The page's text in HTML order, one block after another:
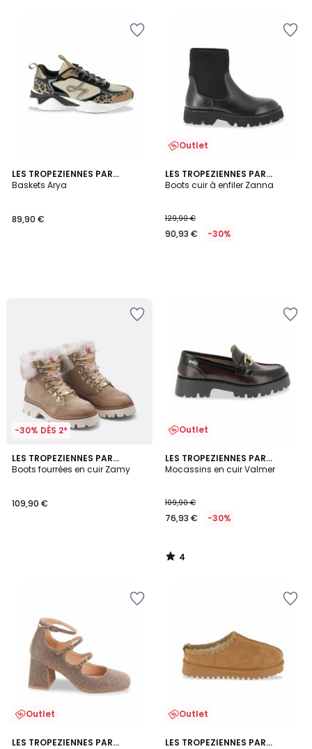
LES TROPEZIENNES PAR
M.BELARBI
Baskets Arya
89,90 €
Outlet
LES TROPEZIENNES PAR
M.BELARBI
Boots cuir à enfiler Zanna
129,90 €
90,93 € -30%
-30% DÈS 2*
LES TROPEZIENNES PAR
M.BELARBI
Boots fourrées en cuir Zamy
109,90 €
Outlet
LES TROPEZIENNES PAR
M.BELARBI
Mocassins en cuir Valmer
109,90 €
76,93 € -30%
4
/
4
/
Outlet
LES TROPEZIENNES PAR
Outlet
LES TROPEZIENNES PAR